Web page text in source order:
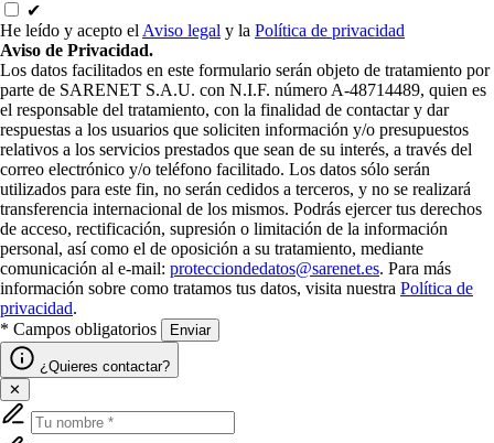
✔
He leído y acepto elAviso legal y la Política de privacidad
Aviso de Privacidad.
Los datos facilitados en este formulario serán objeto de tratamiento por
parte de SARENET S.A.U. con N.I.F. número A-48714489, quien es
el responsable del tratamiento, con la finalidad de contactar y dar
respuestas a los usuarios que soliciten información y/o presupuestos
relativos a los servicios prestados que sean de su interés, a través del
correo electrónico y/o teléfono facilitado. Los datos sólo serán
utilizados para este fin, no serán cedidos a terceros, y no se realizará
transferencia internacional de los mismos. Podrás ejercer tus derechos
de acceso, rectificación, supresión o limitación de la información
personal, así como el de oposición a su tratamiento, mediante
comunicación al e-mail: protecciondedatos@sarenet.es. Para más
información sobre como tratamos tus datos, visita nuestra Política de
privacidad.
* Campos obligatorios
Enviar
¿Quieres contactar?
✕